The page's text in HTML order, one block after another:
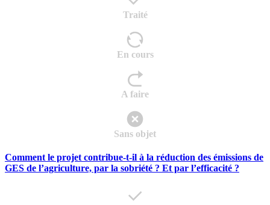
Traité
En cours
A faire
Sans objet
Comment le projet contribue-t-il à la réduction des émissions de
GES de l’agriculture, par la sobriété ? Et par l’efficacité ?